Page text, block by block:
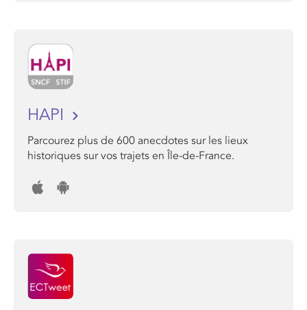
HAPI
Parcourez plus de 600 anecdotes sur les lieux
historiques sur vos trajets en Île-de-France.